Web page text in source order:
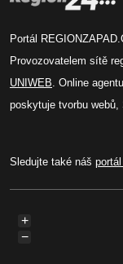
Portál
Provozovatelem sítě
UNIWEB. Online
poskytuje tvorbu
Sledujte také náš
+
−